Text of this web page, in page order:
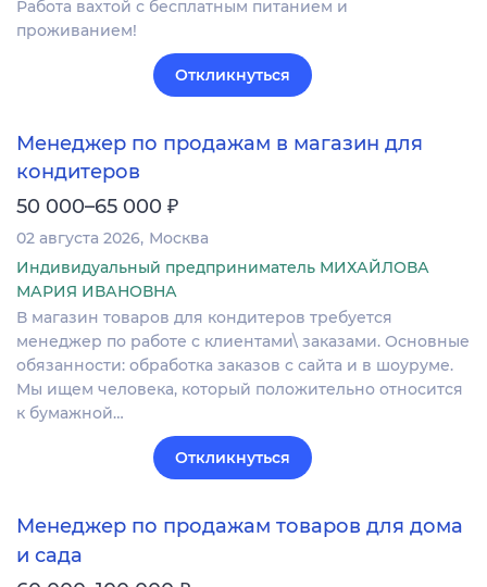
Работа вахтой с бесплатным питанием и
проживанием!
Откликнуться
Менеджер по продажам в магазин для
кондитеров
50 000–65 000 ₽
02 августа 2026 Москва
Индивидуальный предприниматель МИХАЙЛОВА
МАРИЯ ИВАНОВНА
В магазин товаров для кондитеров требуется
менеджер по работе с клиентами\ заказами. Основные
обязанности: обработка заказов с сайта и в шоуруме.
Мы ищем человека, который положительно относится
к бумажной…
Откликнуться
Менеджер по продажам товаров для дома
и сада